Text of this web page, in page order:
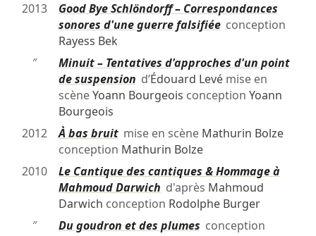
2013
Good Bye Schlöndorff – Correspondances
sonores d'une guerre falsifiéeconception
Rayess Bek
″
Minuit – Tentatives d'approches d'un point
de suspension d’Édouard Levémise en
scèneYoann Bourgeois conception Yoann
Bourgeois
2012
À bas bruitmise en scène Mathurin Bolze
conception Mathurin Bolze
2010
Le Cantique des cantiques & Hommage à
Mahmoud Darwich d'après Mahmoud
Darwich conception Rodolphe Burger
″
Du goudron et des plumes conception